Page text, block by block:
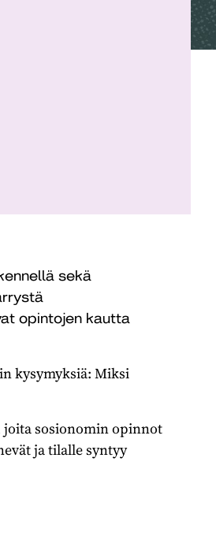
sekä
opintojen kautta
kysymyksiä: Miksi
joita sosionomin opinnot
ja tilalle syntyy